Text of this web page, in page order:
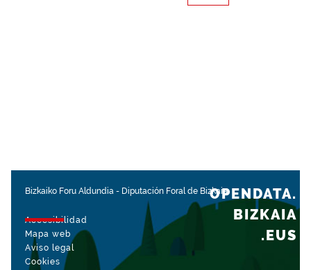
Bizkaiko Foru Aldundia - Diputación Foral de Bizkaia
Accesibilidad
Mapa web
Aviso legal
Cookies
OPENDATA.
BIZKAIA
.EUS